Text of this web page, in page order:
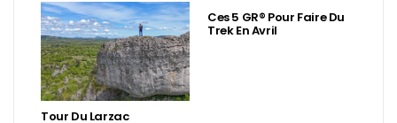
Tour Du Larzac
Ces 5 GR® Pour Faire Du
Trek En Avril